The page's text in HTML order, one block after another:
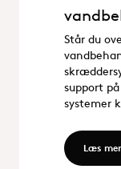
Står du
support
systemer
Læs